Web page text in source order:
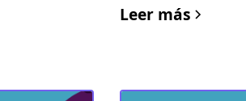
Leer más